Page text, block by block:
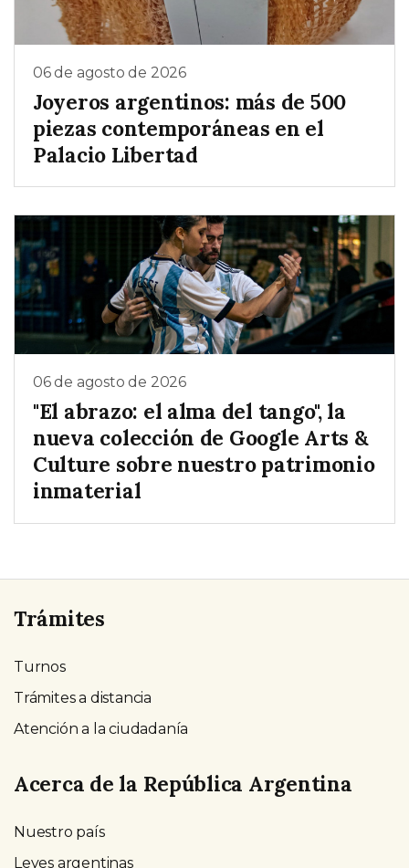
06 de agosto de 2026
Joyeros argentinos: más de 500
piezas contemporáneas en el
Palacio Libertad
06 de agosto de 2026
"El abrazo: el alma del tango", la
nueva colección de Google Arts &
Culture sobre nuestro patrimonio
inmaterial
Trámites
Turnos
Trámites a distancia
Atención a la ciudadanía
Acerca de la República Argentina
Nuestro país
Leyes argentinas